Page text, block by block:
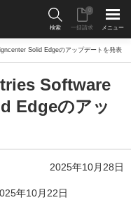
検索 一括請求
0
メニュー
Solid Edgeのアップデートを発表
Software
Edgeのアッ
2025年10月28日
年10月22日